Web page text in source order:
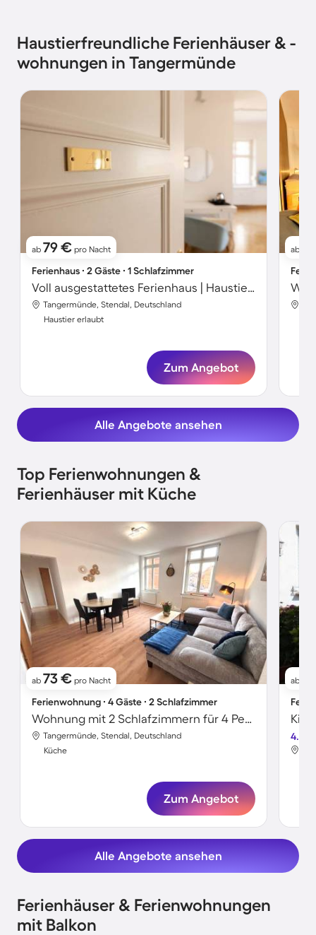
Haustierfreundliche Ferienhäuser & -
wohnungen in Tangermünde
ab 79 € pro Nacht
Ferienhaus ∙ 2 Gäste ∙ 1 Schlafzimmer
Voll ausgestattetes Ferienhaus | Haustiere sind willkommen
Tangermünde, Stendal, Deutschland
Haustier erlaubt
Zum Angebot
ab
Alle Angebote ansehen
Top Ferienwohnungen &
Ferienhäuser mit Küche
ab 73 € pro Nacht
Ferienwohnung ∙ 4 Gäste ∙ 2 Schlafzimmer
Wohnung mit 2 Schlafzimmern für 4 Personen
Tangermünde, Stendal, Deutschland
Küche
Zum Angebot
ab
4.0
Alle Angebote ansehen
Ferienhäuser & Ferienwohnungen
mit Balkon